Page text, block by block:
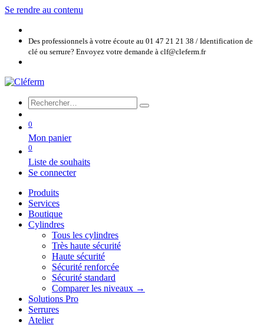
Se rendre au contenu
Des professionnels à votre écoute au 01 47 21 21 38 / Identification de
clé ou serrure? Envoyez votre demande à clf@cleferm.fr
0
Mon panier
0
Liste de souhaits
Se connecter
Produits
Services
Boutique
Cylindres
Tous les cylindres
Très haute sécurité
Haute sécurité
Sécurité renforcée
Sécurité standard
Comparer les niveaux →
Solutions Pro
Serrures
Atelier